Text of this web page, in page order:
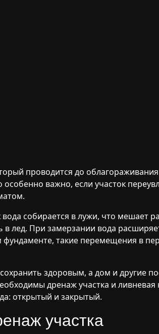
проводится до
важно, если участок
вода собирается в лужи, что мешает
в лед. При замерзании вода
фундаменте, такие перемещения в
здоровым, а дом и другие
дренаж участка и ливневая
открытый и закрытый.
участка